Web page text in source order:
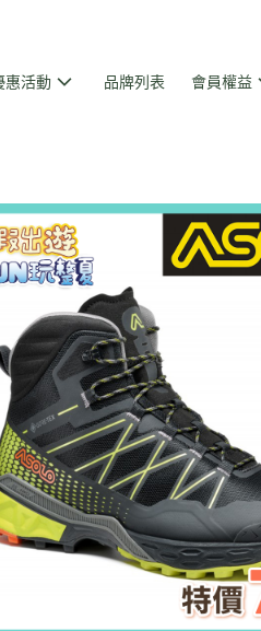
惠活動 品牌列表 會員權益